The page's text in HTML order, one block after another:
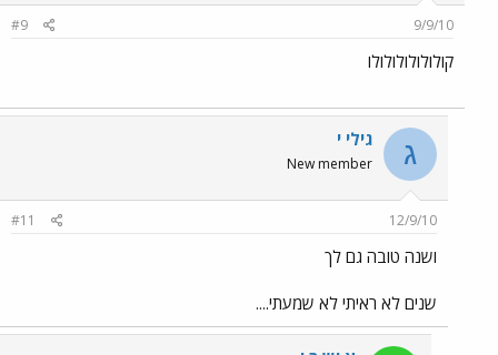
9/9/10
#9
קולולולולולולו
ג גילי י
New member
12/9/10
#11
ושנה טובה גם לך
שנים לא ראיתי לא שמעתי....